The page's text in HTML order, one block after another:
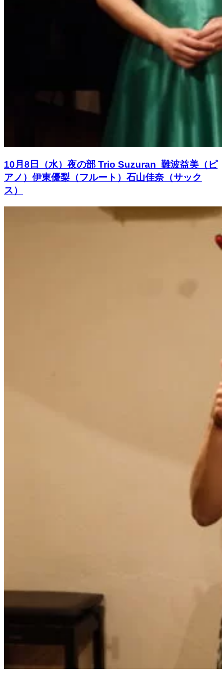
10月8日（水）夜の部 Trio Suzuran 難波益美（ピ
アノ）伊東優梨（フルート）石山佳奈（サック
ス）